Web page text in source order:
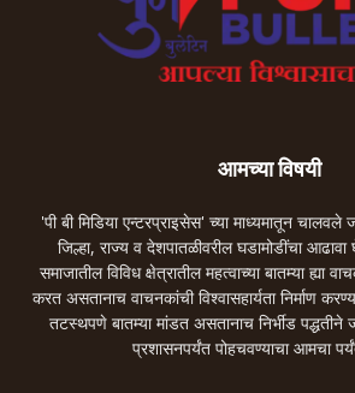
आमच्या विषयी
'पी बी मिडिया एन्टरप्राइसेस' च्या माध्यमातून
जिल्हा, राज्य व देशपातळीवरील घडामोडींचा
समाजातील विविध क्षेत्रातील महत्वाच्या बातम्या ह्या
करत असतानाच वाचनकांची विश्वासहार्यता निर्माण
तटस्थपणे बातम्या मांडत असतानाच निर्भीड
प्रशासनपर्यंत पोहचवण्याचा आमचा